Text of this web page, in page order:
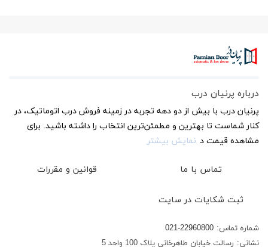
درباره پرنیان درب
پرنیان درب با بیش از دو دهه تجربه در زمینه فروش درب اتوماتیک، در
کنار شماست تا بهترین و مطمئن‌ترین انتخاب را داشته باشید. برای
مشاهده قیمت د نمایش بیشتر
تماس با ما قوانین و مقررات
ثبت شکایات در سایت
شماره تماس: 021-22960800
نشانی: رسالت خیابان طاهرخانی پلاک 100 واحد 5